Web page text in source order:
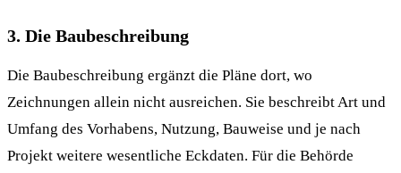
3. Die Baubeschreibung
Die Baubeschreibung ergänzt die Pläne dort, wo
Zeichnungen allein nicht ausreichen. Sie beschreibt Art und
Umfang des Vorhabens, Nutzung, Bauweise und je nach
Projekt weitere wesentliche Eckdaten. Für die Behörde